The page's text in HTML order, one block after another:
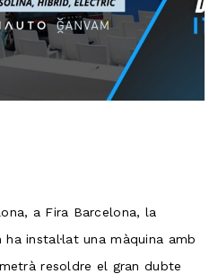
a Fira Barcelona, la
instal·lat una màquina amb
resoldre el gran dubte